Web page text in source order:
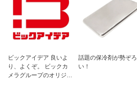
ビックアイデア 良いよ
り、よくぞ。 ビックカ
メラグループのオリジナ
話題の保冷剤が勢ぞろ
い！